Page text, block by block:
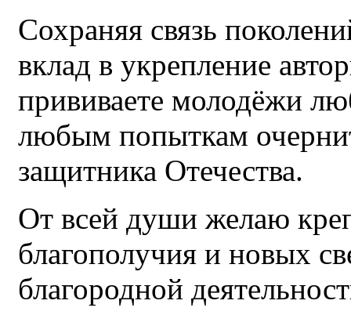
Сохраняя связь
вклад в укрепление
прививаете молодёжи
любым попыткам
защитника Отечества.
От всей души желаю
благополучия и новых
благородной